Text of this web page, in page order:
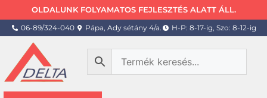
OLDALUNK FOLYAMATOS FEJLESZTÉS ALATT ÁLL.
06-89/324-040 Pápa, Ady sétány 4/a. H-P: 8-17-ig, Szo: 8-12-ig